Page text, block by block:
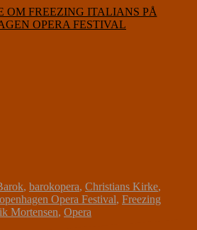
OM FREEZING ITALIANS PÅ
OPERA FESTIVAL
, barokopera, Christians Kirke,
Opera Festival, Freezing
Mortensen, Opera